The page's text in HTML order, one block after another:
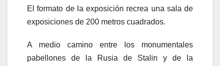
El formato de la exposición recrea una sala de
exposiciones de 200 metros cuadrados.
A medio camino entre los monumentales
pabellones de la Rusia de Stalin y de la